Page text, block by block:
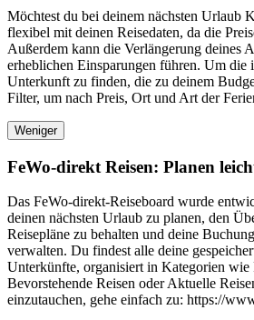
Möchtest du bei deinem nächsten Urlaub
flexibel mit deinen Reisedaten, da die
Außerdem kann die Verlängerung deines
erheblichen Einsparungen führen. Um die
Unterkunft zu finden, die zu deinem
Filter, um nach Preis, Ort und Art der
Weniger
FeWo-direkt Reisen: Planen
Das FeWo-direkt-Reiseboard wurde
deinen nächsten Urlaub zu planen, den
Reisepläne zu behalten und deine
verwalten. Du findest alle deine
Unterkünfte, organisiert in Kategorien wie
Bevorstehende Reisen oder Aktuelle
einzutauchen, gehe einfach zu: https://